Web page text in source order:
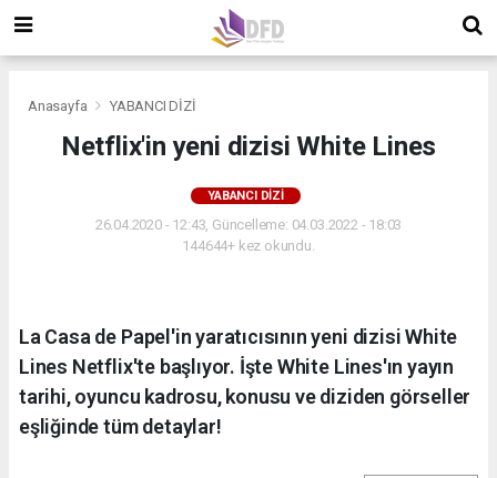
Anasayfa YABANCI DİZİ
Netflix'in yeni dizisi White Lines
YABANCI DİZİ
26.04.2020 - 12:43, Güncelleme: 04.03.2022 - 18:03
144644+ kez okundu.
La Casa de Papel'in yaratıcısının yeni dizisi White
Lines Netflix'te başlıyor. İşte White Lines'ın yayın
tarihi, oyuncu kadrosu, konusu ve diziden görseller
eşliğinde tüm detaylar!